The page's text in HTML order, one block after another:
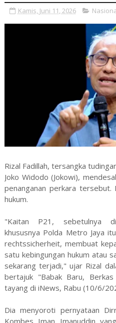
Kamis, Juni 11, 2026
Rizal Fadillah, tersangka
Joko Widodo (Jokowi),
penanganan perkara tersebut.
hukum.
"Kaitan P21, sebetulnya
khususnya Polda Metro Jaya
rechtssicherheit, membuat
satu kebingungan hukum atau
sekarang terjadi," ujar Rizal
bertajuk "Babak Baru,
tayang di iNews, Rabu (10/6/
Dia menyoroti pernyataan
Kombes Iman Imanuddin